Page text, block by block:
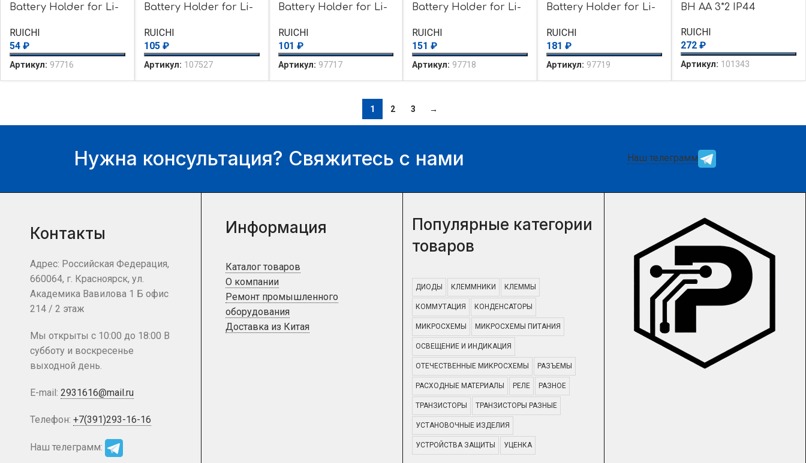
Battery Holder for Li-
RUICHI
54 ₽
Артикул: 97716
Battery Holder for Li-
RUICHI
105 ₽
Артикул: 107527
Battery Holder for Li-
RUICHI
101 ₽
Артикул: 97717
Battery Holder for Li-
RUICHI
151₽
Артикул: 97718
Battery Holder for Li-
RUICHI
181₽
Артикул: 97719
BH AA 3*2 IP44
RUICHI
272₽
Артикул: 101343
1 2 3 →
Нужна консультация? Свяжитесь с нами Наш телеграмм
Контакты
Адрес: Российская Федерация,
660064, г. Красноярск, ул.
Академика Вавилова 1 Б офис
214 / 2 этаж
Мы открыты с 10:00 до 18:00 В
субботу и воскресенье
выходной день.
E-mail: 2931616@mail.ru
Телефон: +7(391)293-16-16
Наш телеграмм:
Информация
Каталог товаров
О компании
Ремонт промышленного
оборудования
Доставка из Китая
Популярные категории
товаров
ДИОДЫ КЛЕММНИКИ КЛЕММЫ
КОММУТАЦИЯ КОНДЕНСАТОРЫ
МИКРОСХЕМЫ МИКРОСХЕМЫ ПИТАНИЯ
ОСВЕЩЕНИЕ И ИНДИКАЦИЯ
ОТЕЧЕСТВЕННЫЕ МИКРОСХЕМЫ РАЗЪЕМЫ
РАСХОДНЫЕ МАТЕРИАЛЫ РЕЛЕ РАЗНОЕ
ТРАНЗИСТОРЫ ТРАНЗИСТОРЫ РАЗНЫЕ
УСТАНОВОЧНЫЕ ИЗДЕЛИЯ
УСТРОЙСТВА ЗАЩИТЫ УЦЕНКА